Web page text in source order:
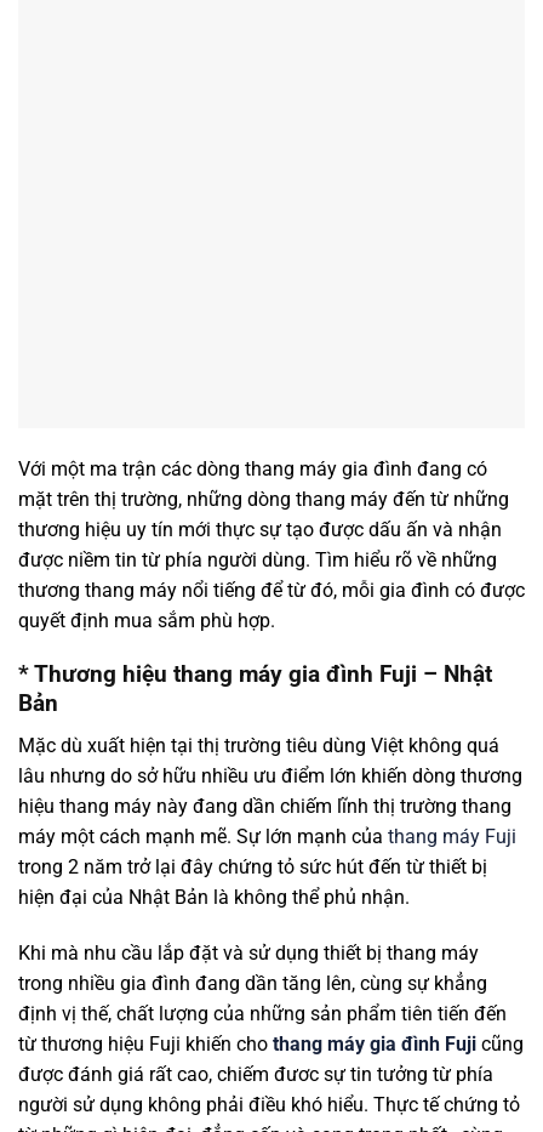
Với một ma trận các dòng thang máy gia đình đang có
mặt trên thị trường, những dòng thang máy đến từ những
thương hiệu uy tín mới thực sự tạo được dấu ấn và nhận
được niềm tin từ phía người dùng. Tìm hiểu rõ về những
thương thang máy nổi tiếng để từ đó, mỗi gia đình có được
quyết định mua sắm phù hợp.
* Thương hiệu thang máy gia đình Fuji – Nhật
Bản
Mặc dù xuất hiện tại thị trường tiêu dùng Việt không quá
lâu nhưng do sở hữu nhiều ưu điểm lớn khiến dòng thương
hiệu thang máy này đang dần chiếm lĩnh thị trường thang
máy một cách mạnh mẽ. Sự lớn mạnh của thang máy Fuji
trong 2 năm trở lại đây chứng tỏ sức hút đến từ thiết bị
hiện đại của Nhật Bản là không thể phủ nhận.
Khi mà nhu cầu lắp đặt và sử dụng thiết bị thang máy
trong nhiều gia đình đang dần tăng lên, cùng sự khẳng
định vị thế, chất lượng của những sản phẩm tiên tiến đến
từ thương hiệu Fuji khiến cho thang máy gia đình Fuji cũng
được đánh giá rất cao, chiếm đươc sự tin tưởng từ phía
người sử dụng không phải điều khó hiểu. Thực tế chứng tỏ